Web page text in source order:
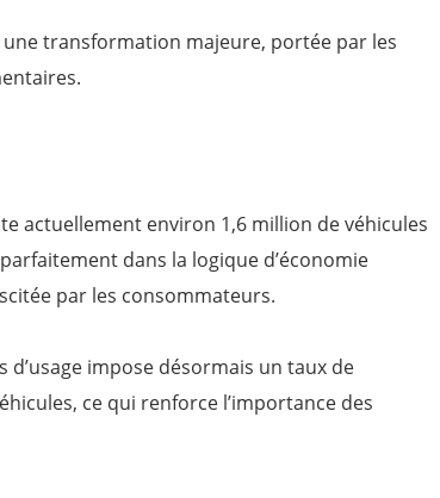
transformation majeure, portée par les
actuellement environ 1,6 million de véhicules
dans la logique d’économie
par les consommateurs.
impose désormais un taux de
ce qui renforce l’importance des